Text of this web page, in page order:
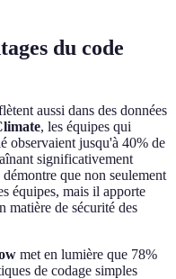
du code
aussi dans des données
, les équipes qui
observaient jusqu'à 40% de
significativement
que non seulement
équipes, mais il apporte
matière de sécurité des
met en lumière que 78%
de codage simples